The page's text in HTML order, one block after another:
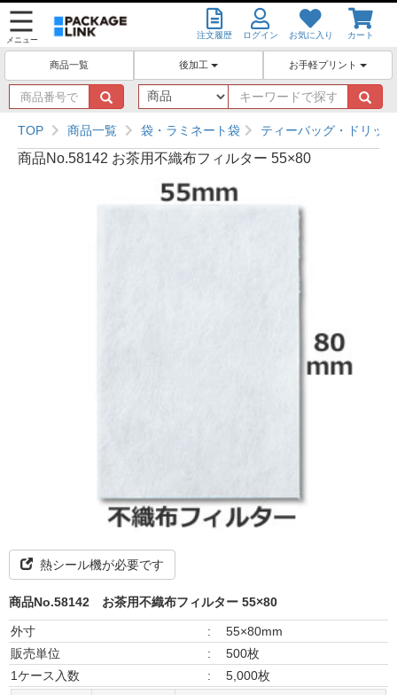
メニュー 注文履歴 ログイン お気に入り カート
商品一覧 後加工 お手軽プリント
商
品
番
号
で
キ
ー
ワ
ー
ド
す
TOP 商品一覧 袋・ラミネート袋 ティーバッグ・ドリッ
商品No.58142 お茶用不織布フィルター 55×80
熱シール機が必要です
商品No.58142 お茶用不織布フィルター 55×80
外寸 :
55×80mm
販売単位
:
500枚
1ケース入数
:
5,000枚